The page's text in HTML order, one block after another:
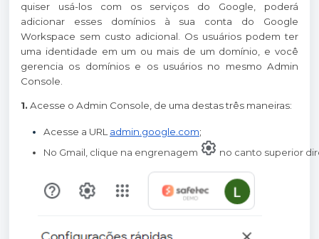
quiser usá-los com os serviços do Google, poderá
adicionar esses domínios à sua conta do Google
Workspace sem custo adicional. Os usuários podem ter
uma identidade em um ou mais de um domínio, e você
gerencia os domínios e os usuários no mesmo Admin
Console.
1. Acesse o Admin Console, de uma destas três maneiras:
Acesse a URL admin.google.com;
No Gmail, clique na engrenagem
no canto superior